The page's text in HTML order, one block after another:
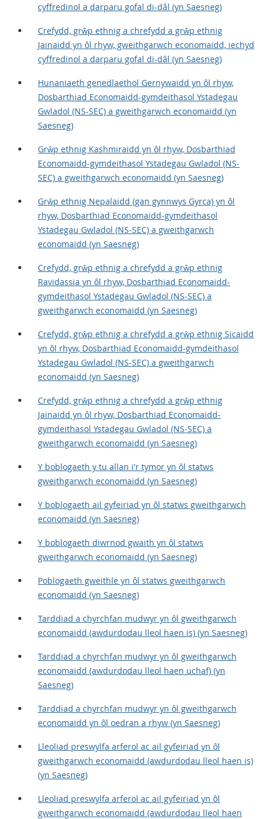
cyffredinol a darparu gofal di-dâl (yn Saesneg)
Crefydd, grŵp ethnig a chrefydd a grŵp ethnig
Jainaidd yn ôl rhyw, gweithgarwch economaidd, iechyd
cyffredinol a darparu gofal di-dâl (yn Saesneg)
Hunaniaeth genedlaethol Gernywaidd yn ôl rhyw,
Dosbarthiad Economaidd-gymdeithasol Ystadegau
Gwladol (NS-SEC) a gweithgarwch economaidd (yn
Saesneg)
Grŵp ethnig Kashmiraidd yn ôl rhyw, Dosbarthiad
Economaidd-gymdeithasol Ystadegau Gwladol (NS-
SEC) a gweithgarwch economaidd (yn Saesneg)
Grŵp ethnig Nepalaidd (gan gynnwys Gyrca) yn ôl
rhyw, Dosbarthiad Economaidd-gymdeithasol
Ystadegau Gwladol (NS-SEC) a gweithgarwch
economaidd (yn Saesneg)
Crefydd, grŵp ethnig a chrefydd a grŵp ethnig
Ravidassia yn ôl rhyw, Dosbarthiad Economaidd-
gymdeithasol Ystadegau Gwladol (NS-SEC) a
gweithgarwch economaidd (yn Saesneg)
Crefydd, grŵp ethnig a chrefydd a grŵp ethnig Sicaidd
yn ôl rhyw, Dosbarthiad Economaidd-gymdeithasol
Ystadegau Gwladol (NS-SEC) a gweithgarwch
economaidd (yn Saesneg)
Crefydd, grŵp ethnig a chrefydd a grŵp ethnig
Jainaidd yn ôl rhyw, Dosbarthiad Economaidd-
gymdeithasol Ystadegau Gwladol (NS-SEC) a
gweithgarwch economaidd (yn Saesneg)
Y boblogaeth y tu allan i'r tymor yn ôl statws
gweithgarwch economaidd (yn Saesneg)
Y boblogaeth ail gyfeiriad yn ôl statws gweithgarwch
economaidd (yn Saesneg)
Y boblogaeth diwrnod gwaith yn ôl statws
gweithgarwch economaidd (yn Saesneg)
Poblogaeth gweithle yn ôl statws gweithgarwch
economaidd (yn Saesneg)
Tarddiad a chyrchfan mudwyr yn ôl gweithgarwch
economaidd (awdurdodau lleol haen is) (yn Saesneg)
Tarddiad a chyrchfan mudwyr yn ôl gweithgarwch
economaidd (awdurdodau lleol haen uchaf) (yn
Saesneg)
Tarddiad a chyrchfan mudwyr yn ôl gweithgarwch
economaidd yn ôl oedran a rhyw (yn Saesneg)
Lleoliad preswylfa arferol ac ail gyfeiriad yn ôl
gweithgarwch economaidd (awdurdodau lleol haen is)
(yn Saesneg)
Lleoliad preswylfa arferol ac ail gyfeiriad yn ôl
gweithgarwch economaidd (awdurdodau lleol haen